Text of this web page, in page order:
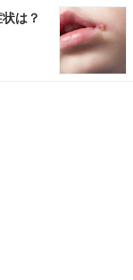
は？